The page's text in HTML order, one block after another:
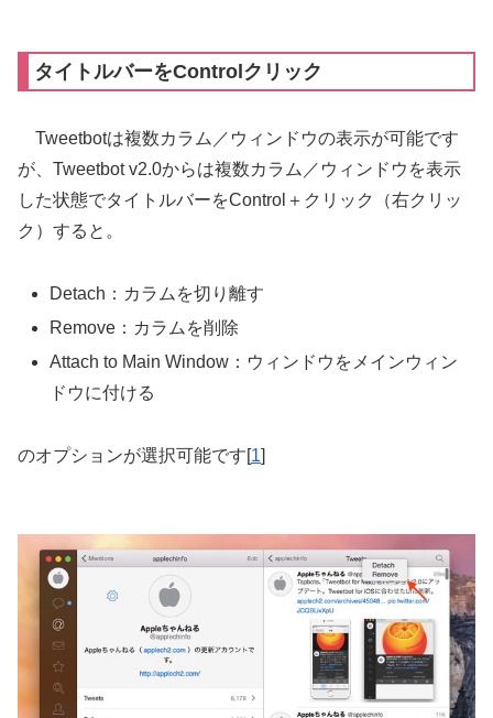
タイトルバーをControlクリック
Tweetbotは複数カラム／ウィンドウの表示が可能です
が、Tweetbot v2.0からは複数カラム／ウィンドウを表示
した状態でタイトルバーをControl＋クリック（右クリッ
ク）すると。
Detach：カラムを切り離す
Remove：カラムを削除
Attach to Main Window：ウィンドウをメインウィン
ドウに付ける
のオプションが選択可能です[1]